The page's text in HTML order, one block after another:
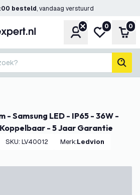
besteld, vandaag verstuurd
Account
Mijn
0 0
- 5 Jaar Garantie
SKU: LV40012 Merk: Ledvion